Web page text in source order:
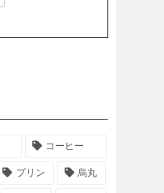
コーヒー
プリン 烏丸